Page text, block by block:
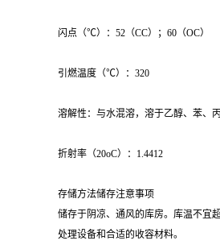
闪点（℃）：52（CC）；60（OC）
引燃温度（℃）：320
溶解性：与水混溶，溶于乙醇、苯、
折射率（20oC）：1.4412
存储方法储存注意事项
储存于阴凉、通风的库房。库温不宜
处理设备和合适的收容材料。